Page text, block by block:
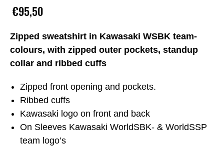
Zipped sweatshirt in Kawasaki WSBK team-
colours, with zipped outer pockets, standup
collar and ribbed cuffs
Zipped front opening and pockets.
Ribbed cuffs
Kawasaki logo on front and back
On Sleeves Kawasaki WorldSBK- & WorldSSP
team logo’s
€95,50